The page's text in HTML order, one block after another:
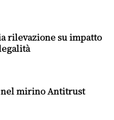
rilevazione su impatto
mirino Antitrust